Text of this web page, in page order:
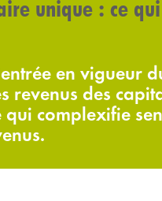
unique : ce
en vigueur
revenus des
complexifie